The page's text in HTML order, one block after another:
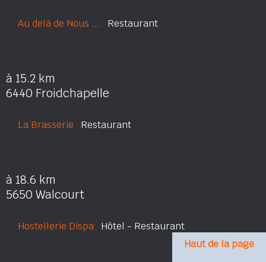
Au delà de Nous ... Restaurant
à 15.2 km
6440 Froidchapelle
La Brasserie Restaurant
à 18.6 km
5650 Walcourt
Hostellerie Dispa Hôtel - Restaurant
Haut de la page